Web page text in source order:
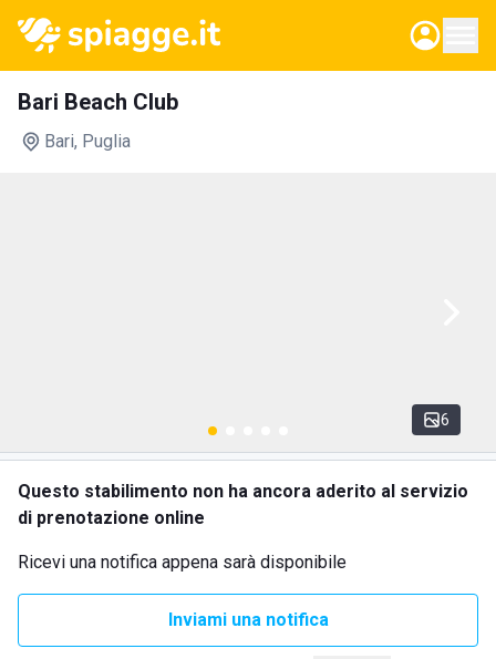
Bari Beach Club
Bari, Puglia
6
Questo stabilimento non ha ancora aderito al servizio
di prenotazione online
Ricevi una notifica appena sarà disponibile
Inviami una notifica